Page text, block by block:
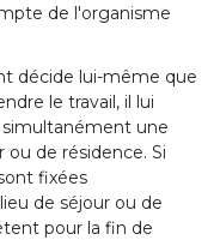
de l'organisme
décide lui-même que
le travail, il lui
une
ou de résidence. Si
fixées
de séjour ou de
pour la fin de